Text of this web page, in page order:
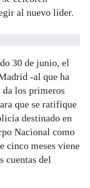
al nuevo líder.
30 de junio, el
-al que ha
da los primeros
que se ratifique
destinado en
Nacional como
cinco meses viene
cuentas del